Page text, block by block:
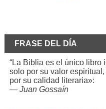
FRASE DEL DÍA
“La Biblia es el único libro
solo por su valor
por su calidad literaria»:
— Juan Gossaín